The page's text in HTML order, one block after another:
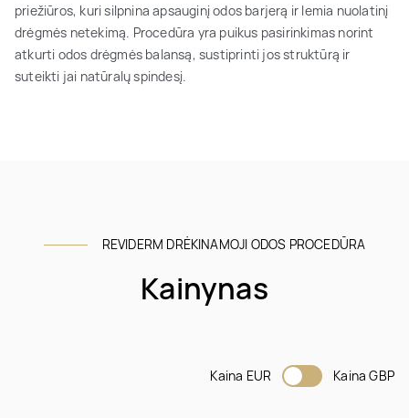
priežiūros, kuri silpnina apsauginį odos barjerą ir lemia nuolatinį
drėgmės netekimą. Procedūra yra puikus pasirinkimas norint
atkurti odos drėgmės balansą, sustiprinti jos struktūrą ir
suteikti jai natūralų spindesį.
REVIDERM DRĖKINAMOJI ODOS PROCEDŪRA
Kainynas
Kaina EUR Kaina GBP